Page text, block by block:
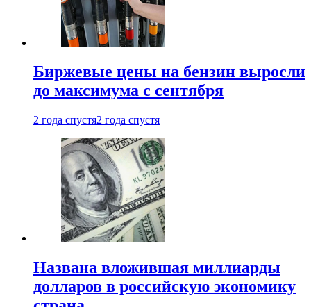
Биржевые цены на бензин выросли
до максимума с сентября
2 года спустя2 года спустя
Названа вложившая миллиарды
долларов в российскую экономику